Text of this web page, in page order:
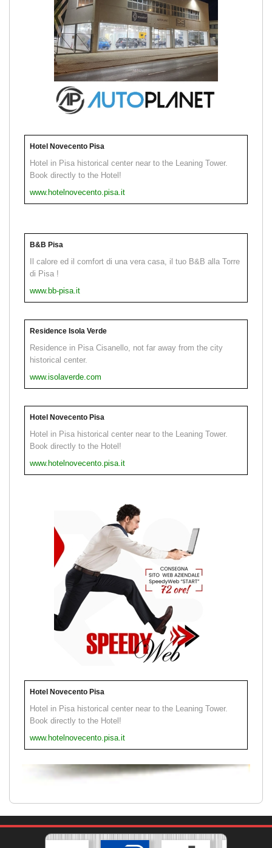
Hotel Novecento Pisa
Hotel in Pisa historical center near to the Leaning Tower.
Book directly to the Hotel!
www.hotelnovecento.pisa.it
B&B Pisa
Il calore ed il comfort di una vera casa, il tuo B&B alla Torre
di Pisa !
www.bb-pisa.it
Residence Isola Verde
Residence in Pisa Cisanello, not far away from the city
historical center.
www.isolaverde.com
Hotel Novecento Pisa
Hotel in Pisa historical center near to the Leaning Tower.
Book directly to the Hotel!
www.hotelnovecento.pisa.it
Hotel Novecento Pisa
Hotel in Pisa historical center near to the Leaning Tower.
Book directly to the Hotel!
www.hotelnovecento.pisa.it